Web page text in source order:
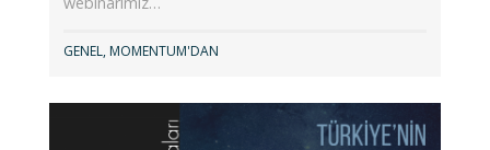
GENEL,MOMENTUM'DAN